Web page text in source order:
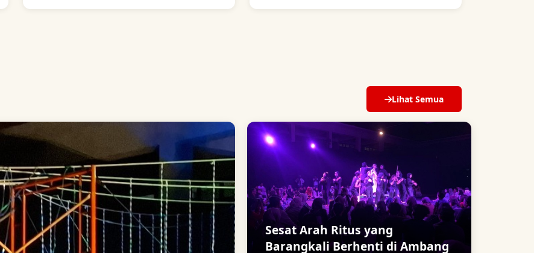
Lihat Semua
Sesat Arah Ritus yang
Barangkali Berhenti di Ambang